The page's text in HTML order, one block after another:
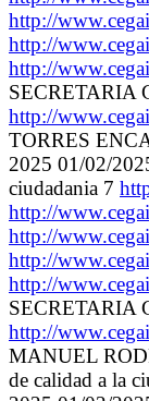
http://
http://
http://
SECRETARIA
http://
TORRES
2025 01/02/
ciudadania 7
http://
http://
http://
http://
SECRETARIA
http://
MANUEL
de calidad a la